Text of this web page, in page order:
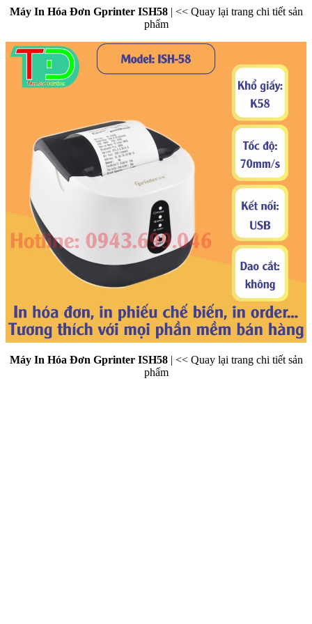
Máy In Hóa Đơn Gprinter ISH58 | << Quay lại trang chi tiết sản
phẩm
Máy In Hóa Đơn Gprinter ISH58| << Quay lại trang chi tiết sản
phẩm